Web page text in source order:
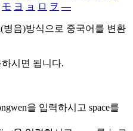
モ ヨ ョ ロ ヲ ―
병음)방식으로 중국어를 변환
시면 됩니다.
을 입력하시고 space를